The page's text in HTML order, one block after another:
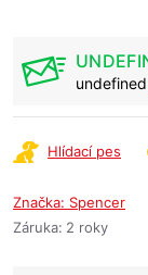
undefined
Hlídací pes
Značka: Spencer
Záruka: 2 roky